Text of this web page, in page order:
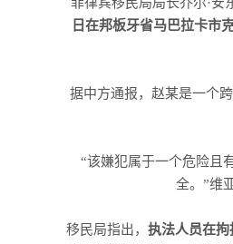
日在邦板牙省马巴拉卡市
据中方通报，赵某是一个
“该嫌犯属于一个危险且
全。”维
移民局指出， 执法人员在